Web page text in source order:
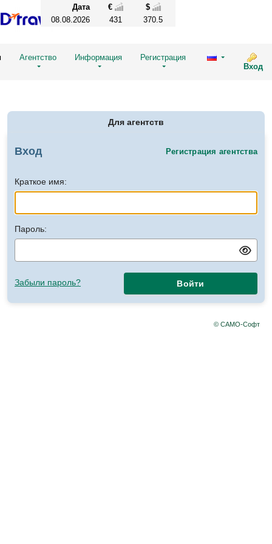
Дата €
$
08.08.2026
431 370.5
Агентство Информация
Регистрация
Вход
Для агентств
Вход Регистрация агентства
Краткое имя:
Пароль:
Забыли пароль? Войти
© САМО-Софт